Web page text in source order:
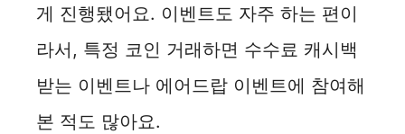
게 진행됐어요. 이벤트도 자주 하는 편이
라서, 특정 코인 거래하면 수수료 캐시백
받는 이벤트나 에어드랍 이벤트에 참여해
본 적도 많아요.